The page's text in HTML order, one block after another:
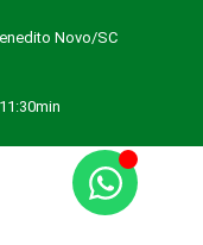
Novo/SC